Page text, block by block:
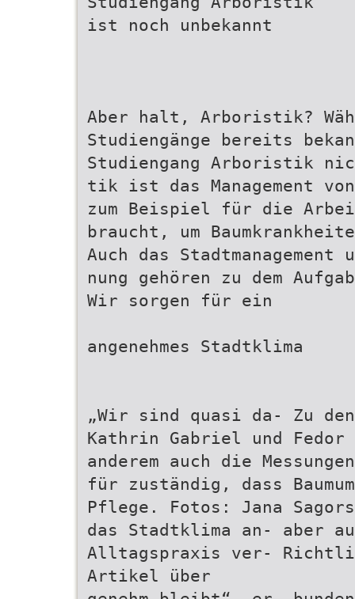
ist noch unbekannt
Aber halt, Arboristik?
Studiengänge bereits
Studiengang Arboristik
tik ist das Management
zum Beispiel für die
braucht, um
Auch das
nung gehören zu dem
Wir sorgen für ein
angenehmes Stadtklima
„Wir sind quasi da- Zu
Kathrin Gabriel und Fedor
anderem auch die
für zuständig, dass
Pflege. Fotos: Jana
das Stadtklima an- aber
Alltagspraxis ver-
Artikel über